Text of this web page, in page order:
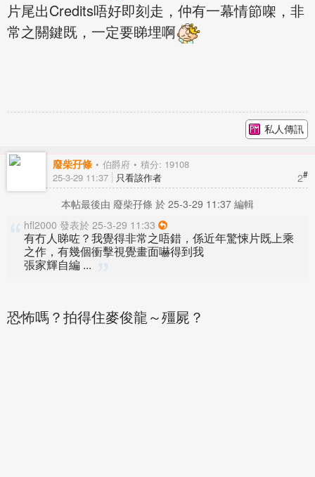
片尾出Credits唔好即刻走，仲有一幕情節㗎，非
常之關鍵既，一定要睇埋啊
私人傳訊
廢柴孖條 伯爵府 積分: 19108
2#
25-3-29 11:37 只看該作者
本帖最後由 廢柴孖條 於 25-3-29 11:37 編輯
hfl2000 發表於 25-3-29 11:33
有冇人睇咗？我覺得非常之唔錯，係近年驚悚片既上乘
之作，有幾個衝擊視覺畫面嚇得到我
張家輝自編 ...
恐怖嗎？拍得住麥俊龍～殭屍？